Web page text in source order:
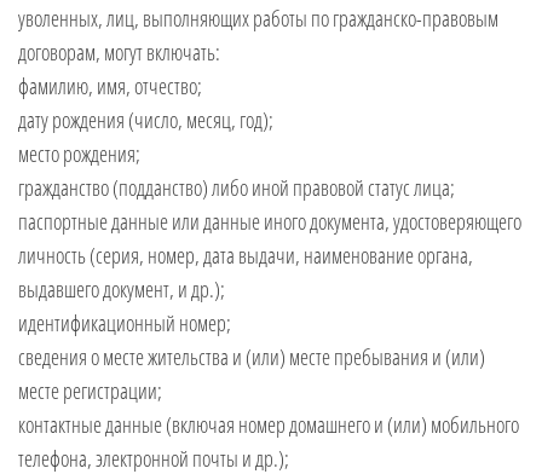
уволенных, лиц, выполняющих работы по гражданско-правовым
договорам, могут включать:
фамилию, имя, отчество;
дату рождения (число, месяц, год);
место рождения;
гражданство (подданство) либо иной правовой статус лица;
паспортные данные или данные иного документа, удостоверяющего
личность (серия, номер, дата выдачи, наименование органа,
выдавшего документ, и др.);
идентификационный номер;
сведения о месте жительства и (или) месте пребывания и (или)
месте регистрации;
контактные данные (включая номер домашнего и (или) мобильного
телефона, электронной почты и др.);